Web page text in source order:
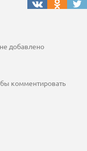
добавлено
комментировать